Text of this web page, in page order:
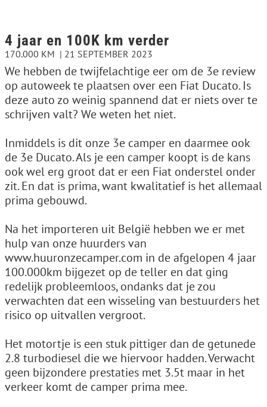
4 jaar en 100K km verder
170.000 KM 21 SEPTEMBER 2023
We hebben de twijfelachtige eer om de 3e review
op autoweek te plaatsen over een Fiat Ducato. Is
deze auto zo weinig spannend dat er niets over te
schrijven valt? We weten het niet.
Inmiddels is dit onze 3e camper en daarmee ook
de 3e Ducato. Als je een camper koopt is de kans
ook wel erg groot dat er een Fiat onderstel onder
zit. En dat is prima, want kwalitatief is het allemaal
prima gebouwd.
Na het importeren uit België hebben we er met
hulp van onze huurders van
www.huuronzecamper.com in de afgelopen 4 jaar
100.000km bijgezet op de teller en dat ging
redelijk probleemloos, ondanks dat je zou
verwachten dat een wisseling van bestuurders het
risico op uitvallen vergroot.
Het motortje is een stuk pittiger dan de getunede
2.8 turbodiesel die we hiervoor hadden. Verwacht
geen bijzondere prestaties met 3.5t maar in het
verkeer komt de camper prima mee.